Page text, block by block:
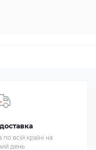
всій країні на
день